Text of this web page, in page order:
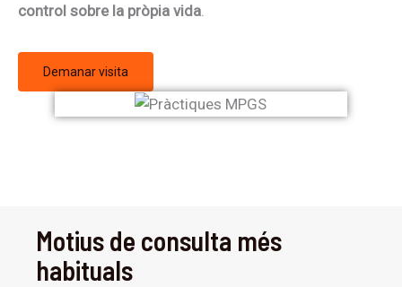
control sobre la pròpia vida
Demanar visita
Motius de consulta més
habituals